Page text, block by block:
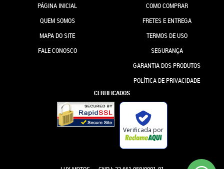
PÁGINA INICIAL
QUEM SOMOS
MAPA DO SITE
FALE CONOSCO
COMO COMPRAR
FRETES E ENTREGA
TERMOS DE USO
SEGURANÇA
GARANTIA DOS PRODUTOS
POLÍTICA DE PRIVACIDADE
CERTIFICADOS
Verificada por